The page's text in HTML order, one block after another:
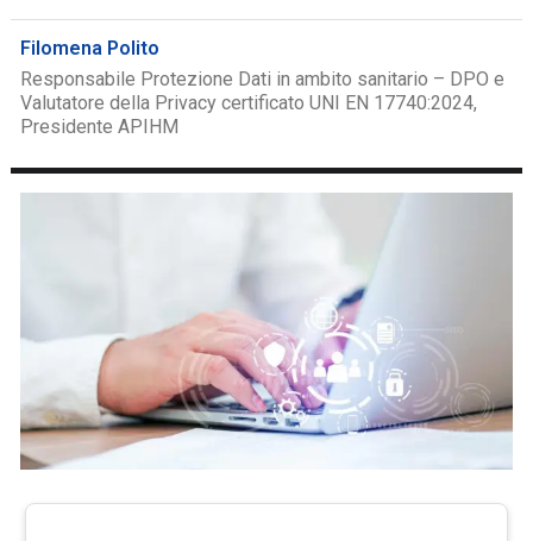
Filomena Polito
Responsabile Protezione Dati in ambito sanitario – DPO e
Valutatore della Privacy certificato UNI EN 17740:2024,
Presidente APIHM